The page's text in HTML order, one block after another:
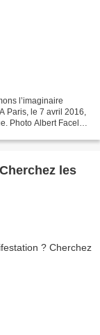
l’imaginaire
Paris, le 7 avril 2016,
Photo Albert Facelly
les